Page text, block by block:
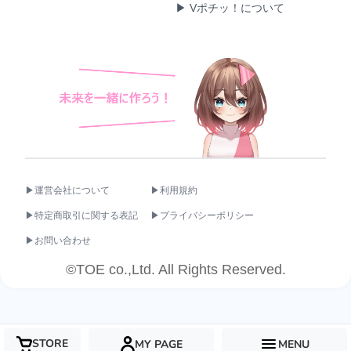
STORE MY PAGE MENU
▶ Vポチッ！について
▶運営会社について ▶利用規約
▶特定商取引に関する表記 ▶プライバシーポリシー
▶お問い合わせ
©TOE co.,Ltd. All Rights Reserved.